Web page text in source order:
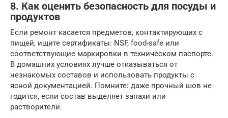
8. Как оценить безопасность для посуды и
продуктов
Если ремонт касается предметов, контактирующих с
пищей, ищите сертификаты: NSF, food-safe или
соответствующие маркировки в техническом паспорте.
В домашних условиях лучше отказываться от
незнакомых составов и использовать продукты с
ясной документацией. Помните: даже прочный шов не
годится, если состав выделяет запахи или
растворители.